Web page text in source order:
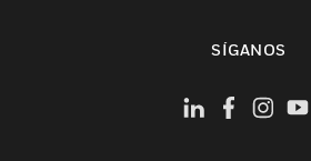
SÍGANOS